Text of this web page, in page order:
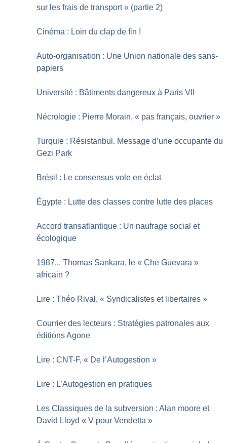
sur les frais de transport » (partie 2)
Cinéma : Loin du clap de fin !
Auto-organisation : Une Union nationale des sans-
papiers
Université : Bâtiments dangereux à Paris VII
Nécrologie : Pierre Morain, « pas français, ouvrier »
Turquie : Résistanbul. Message d’une occupante du
Gezi Park
Brésil : Le consensus vole en éclat
Égypte : Lutte des classes contre lutte des places
Accord transatlantique : Un naufrage social et
écologique
1987... Thomas Sankara, le « Che Guevara »
africain ?
Lire : Théo Rival, « Syndicalistes et libertaires »
Courrier des lecteurs : Stratégies patronales aux
éditions Agone
Lire : CNT-F, « De l’Autogestion »
Lire : L’Autogestion en pratiques
Les Classiques de la subversion : Alan moore et
David Lloyd « V pour Vendetta »